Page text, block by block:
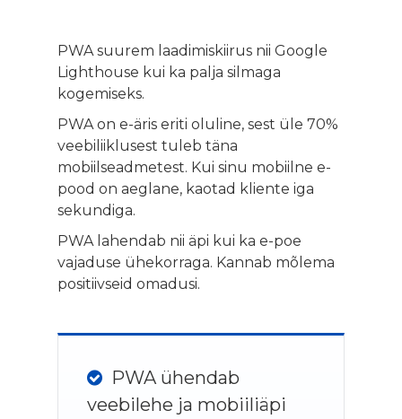
PWA suurem laadimiskiirus nii Google
Lighthouse kui ka palja silmaga
kogemiseks.
PWA on e-äris eriti oluline, sest üle 70%
veebiliiklusest tuleb täna
mobiilseadmetest. Kui sinu mobiilne e-
pood on aeglane, kaotad kliente iga
sekundiga.
PWA lahendab nii äpi kui ka e-poe
vajaduse ühekorraga. Kannab mõlema
positiivseid omadusi.
PWA ühendab
veebilehe ja mobiiliäpi